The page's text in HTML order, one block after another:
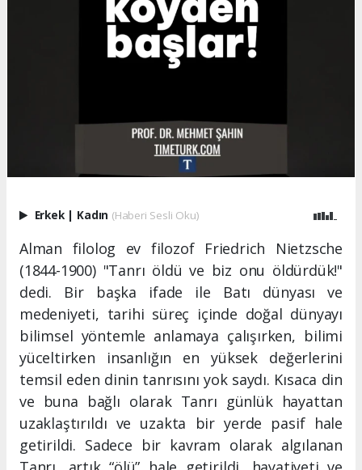
Erkek | Kadın (Haberi Sesli Oku)
Alman filolog ev filozof Friedrich Nietzsche
(1844-1900) "Tanrı öldü ve biz onu öldürdük!"
dedi. Bir başka ifade ile Batı dünyası ve
medeniyeti, tarihi süreç içinde doğal dünyayı
bilimsel yöntemle anlamaya çalışırken, bilimi
yüceltirken insanlığın en yüksek değerlerini
temsil eden dinin tanrısını yok saydı. Kısaca din
ve buna bağlı olarak Tanrı günlük hayattan
uzaklaştırıldı ve uzakta bir yerde pasif hale
getirildi. Sadece bir kavram olarak algılanan